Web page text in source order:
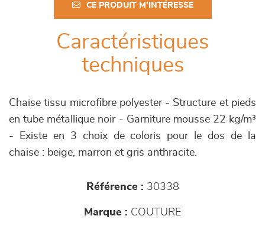
CE PRODUIT M'INTÉRESSE
Caractéristiques
techniques
Chaise tissu microfibre polyester - Structure et pieds
en tube métallique noir - Garniture mousse 22 kg/m³
- Existe en 3 choix de coloris pour le dos de la
chaise : beige, marron et gris anthracite.
Référence : 30338
Marque : COUTURE